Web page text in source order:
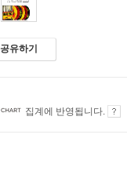
공유하기
집계에 반영됩니다.